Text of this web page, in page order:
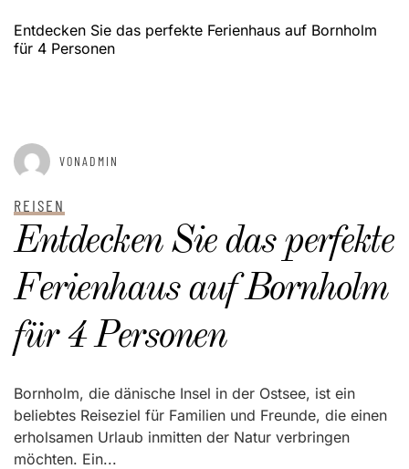
Entdecken Sie das perfekte Ferienhaus auf Bornholm
für 4 Personen
GEPOSTET AM
VONADMIN
REISEN
Entdecken Sie das perfekte
Ferienhaus auf Bornholm
für 4 Personen
Bornholm, die dänische Insel in der Ostsee, ist ein
beliebtes Reiseziel für Familien und Freunde, die einen
erholsamen Urlaub inmitten der Natur verbringen
möchten. Ein...